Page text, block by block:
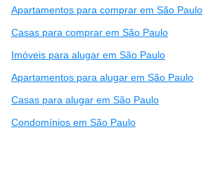
Apartamentos para comprar em São Paulo
Casas para comprar em São Paulo
Imóveis para alugar em São Paulo
Apartamentos para alugar em São Paulo
Casas para alugar em São Paulo
Condomínios em São Paulo